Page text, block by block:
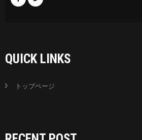
QUICK LINKS
トップページ